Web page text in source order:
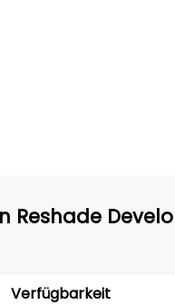
Reshade
Verfügbarkeit